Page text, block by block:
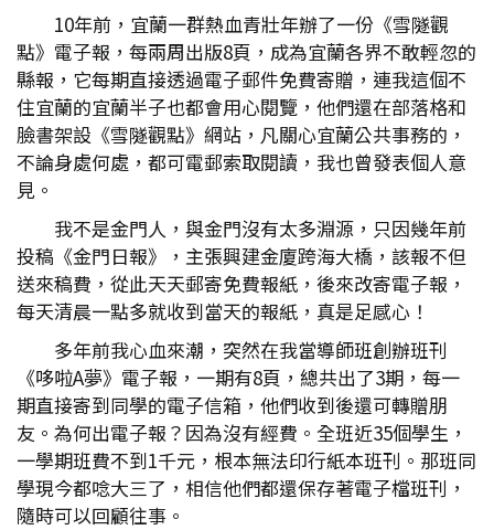
10年前，宜蘭一群熱血青壯年辦了一份《雪隧觀
點》電子報，每兩周出版8頁，成為宜蘭各界不敢輕忽的
縣報，它每期直接透過電子郵件免費寄贈，連我這個不
住宜蘭的宜蘭半子也都會用心閱覽，他們還在部落格和
臉書架設《雪隧觀點》網站，凡關心宜蘭公共事務的，
不論身處何處，都可電郵索取閱讀，我也曾發表個人意
見。
我不是金門人，與金門沒有太多淵源，只因幾年前
投稿《金門日報》，主張興建金廈跨海大橋，該報不但
送來稿費，從此天天郵寄免費報紙，後來改寄電子報，
每天清晨一點多就收到當天的報紙，真是足感心！
多年前我心血來潮，突然在我當導師班創辦班刊
《哆啦A夢》電子報，一期有8頁，總共出了3期，每一
期直接寄到同學的電子信箱，他們收到後還可轉贈朋
友。為何出電子報？因為沒有經費。全班近35個學生，
一學期班費不到1千元，根本無法印行紙本班刊。那班同
學現今都唸大三了，相信他們都還保存著電子檔班刊，
隨時可以回顧往事。